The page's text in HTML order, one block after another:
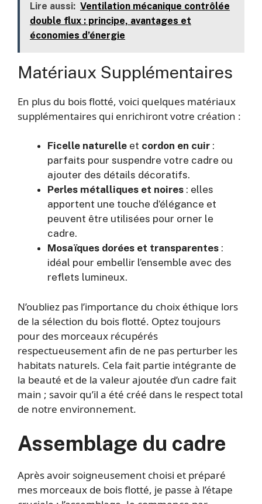
Lire aussi: Ventilation mécanique contrôlée
double flux : principe, avantages et
économies d’énergie
Matériaux Supplémentaires
En plus du bois flotté, voici quelques matériaux
supplémentaires qui enrichiront votre création :
Ficelle naturelle et cordon en cuir :
parfaits pour suspendre votre cadre ou
ajouter des détails décoratifs.
Perles métalliques et noires : elles
apportent une touche d’élégance et
peuvent être utilisées pour orner le
cadre.
Mosaïques dorées et transparentes :
idéal pour embellir l’ensemble avec des
reflets lumineux.
N’oubliez pas l’importance du choix éthique lors
de la sélection du bois flotté. Optez toujours
pour des morceaux récupérés
respectueusement afin de ne pas perturber les
habitats naturels. Cela fait partie intégrante de
la beauté et de la valeur ajoutée d’un cadre fait
main ; savoir qu’il a été créé dans le respect total
de notre environnement.
Assemblage du cadre
Après avoir soigneusement choisi et préparé
mes morceaux de bois flotté, je passe à l’étape